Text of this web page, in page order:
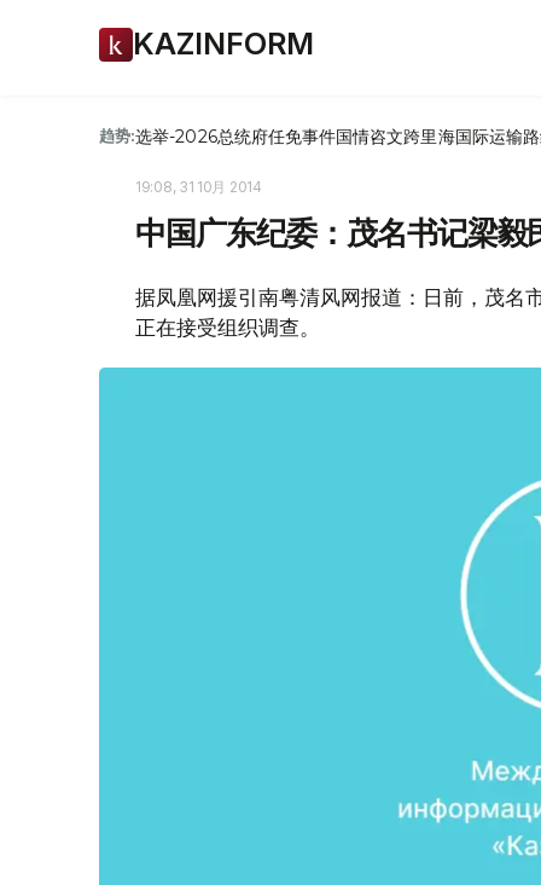
KAZINFORM
趋势:选举-2026总统府任免事件国情咨文跨里海国际运输
19:08, 31 10月 2014
中国广东纪委：茂名书记梁毅
据凤凰网援引南粤清风网报道：日前，茂名
正在接受组织调查。